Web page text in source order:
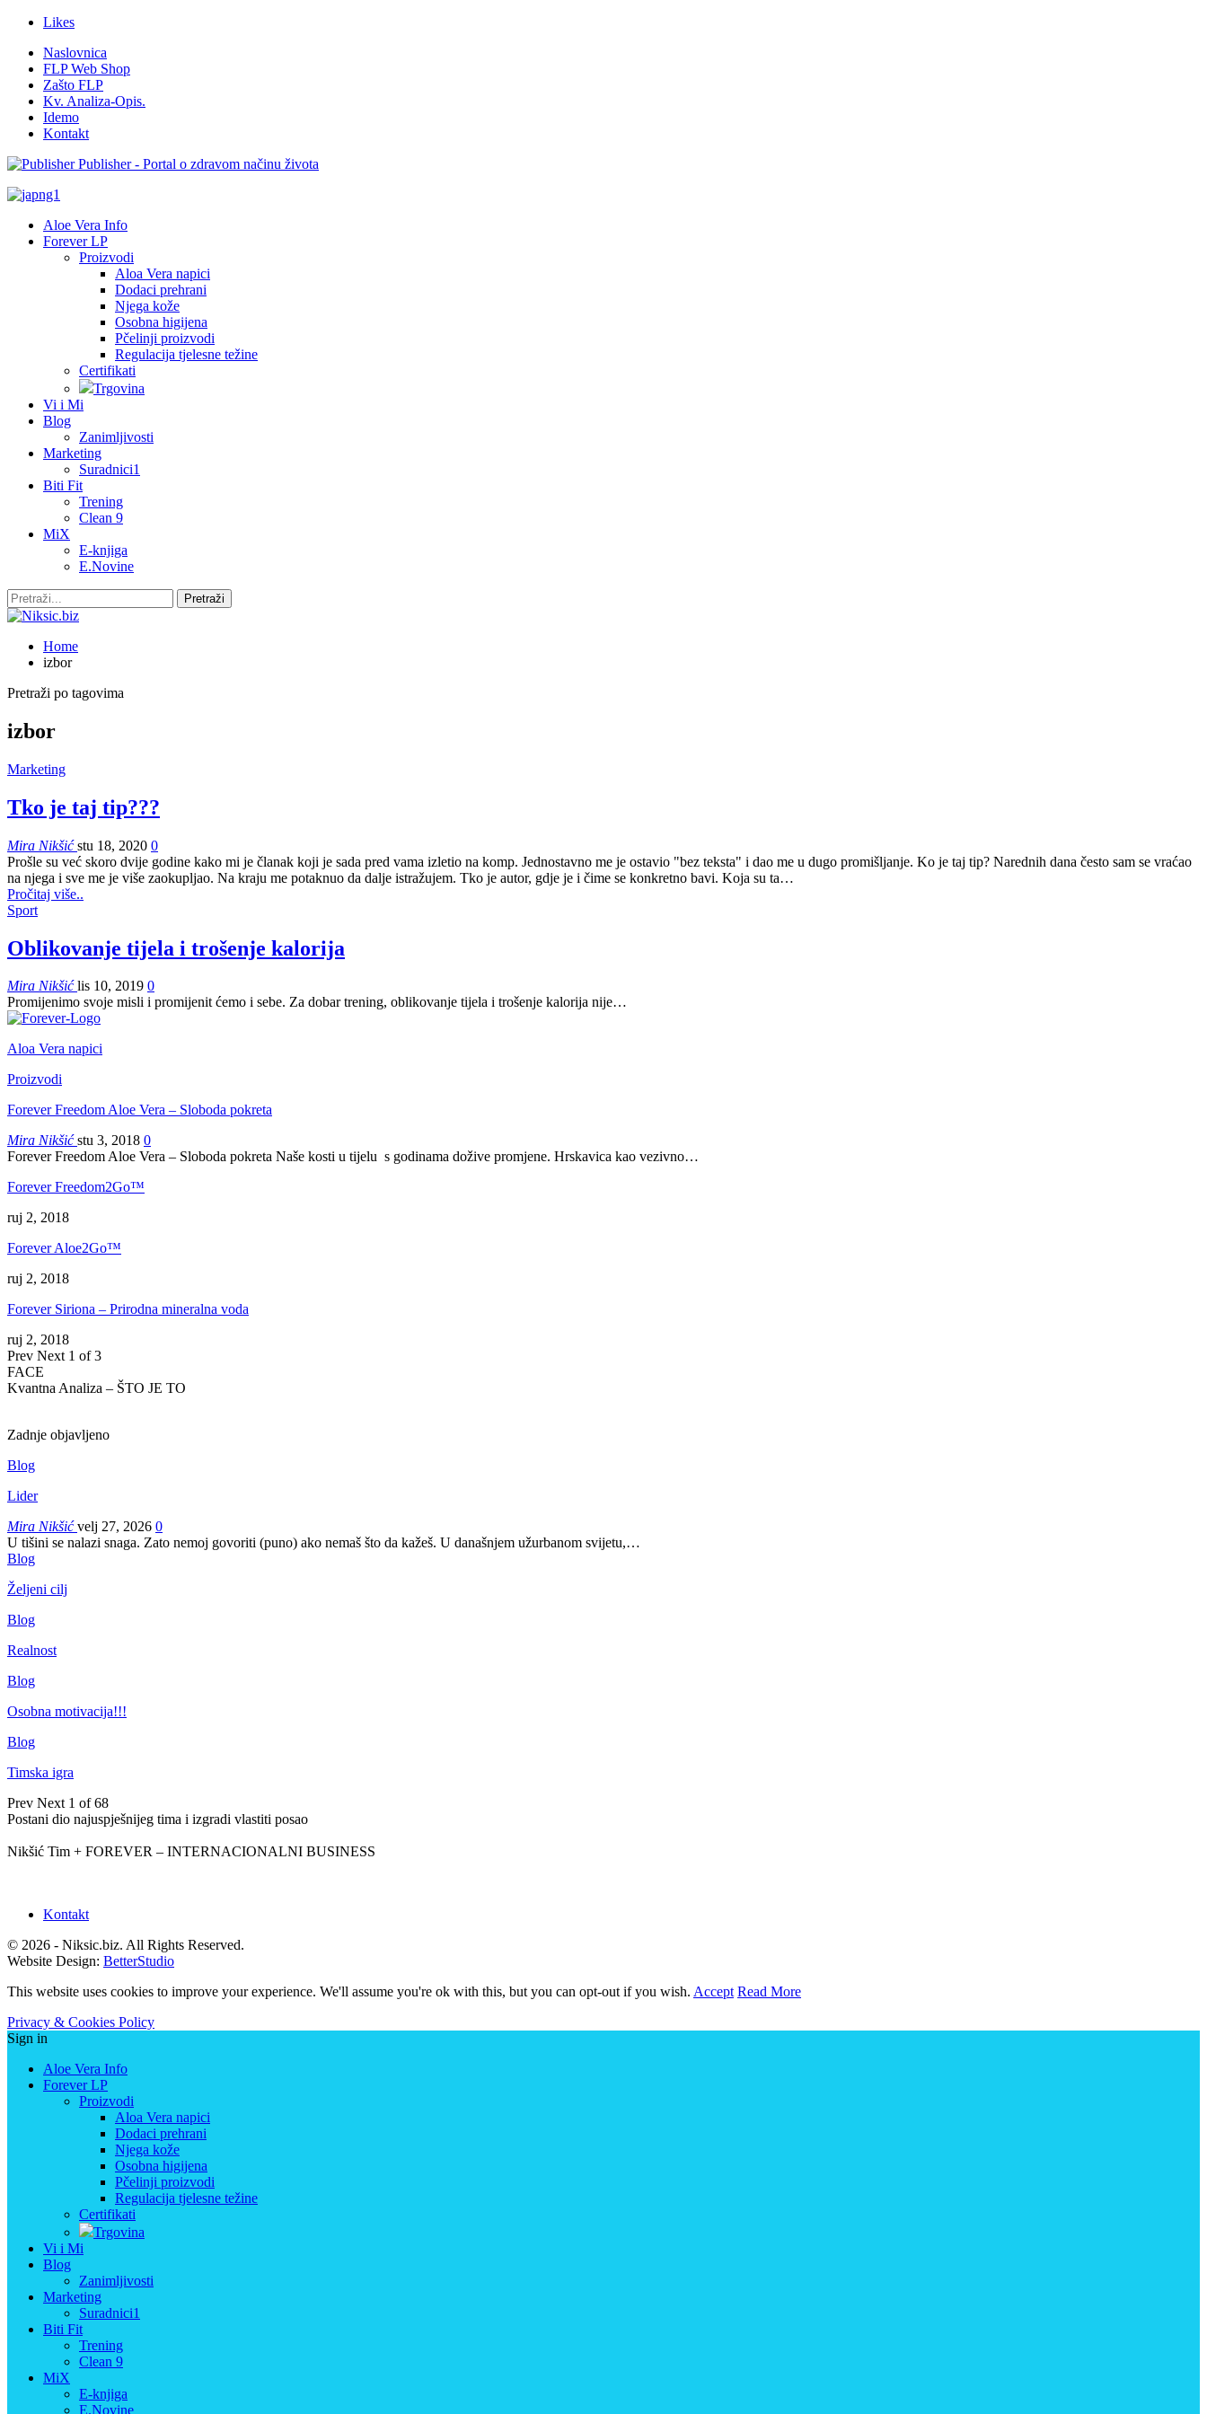
Likes
Naslovnica
FLP Web Shop
Zašto FLP
Kv. Analiza-Opis.
Idemo
Kontakt
Publisher - Portal o zdravom načinu života
Aloe Vera Info
Forever LP
Proizvodi
Aloa Vera napici
Dodaci prehrani
Njega kože
Osobna higijena
Pčelinji proizvodi
Regulacija tjelesne težine
Certifikati
Trgovina
Vi i Mi
Blog
Zanimljivosti
Marketing
Suradnici1
Biti Fit
Trening
Clean 9
MiX
E-knjiga
E.Novine
Home
izbor
Pretraži po tagovima
izbor
Marketing
Tko je taj tip???
Mira Nikšićstu 18, 2020 0
Prošle su već skoro dvije godine kako mi je članak koji je sada pred vama izletio na komp. Jednostavno me je ostavio "bez teksta" i dao me u dugo promišljanje. Ko je taj tip? Narednih dana često sam se vraćao
na njega i sve me je više zaokupljao. Na kraju me potaknuo da dalje istražujem. Tko je autor, gdje je i čime se konkretno bavi. Koja su ta…
Pročitaj više..
Sport
Oblikovanje tijela i trošenje kalorija
Mira Nikšićlis 10, 2019 0
Promijenimo svoje misli i promijenit ćemo i sebe. Za dobar trening, oblikovanje tijela i trošenje kalorija nije…
Aloa Vera napici
Proizvodi
Forever Freedom Aloe Vera – Sloboda pokreta
Mira Nikšićstu 3, 2018 0
Forever Freedom Aloe Vera – Sloboda pokreta Naše kosti u tijelu s godinama dožive promjene. Hrskavica kao vezivno…
Forever Freedom2Go™
ruj 2, 2018
Forever Aloe2Go™
ruj 2, 2018
Forever Siriona – Prirodna mineralna voda
ruj 2, 2018
Prev Next 1 of 3
FACE
Kvantna Analiza – ŠTO JE TO
Zadnje objavljeno
Blog
Lider
Mira Nikšićvelj 27, 2026 0
U tišini se nalazi snaga. Zato nemoj govoriti (puno) ako nemaš što da kažeš. U današnjem užurbanom svijetu,…
Blog
Željeni cilj
Blog
Realnost
Blog
Osobna motivacija!!!
Blog
Timska igra
Prev Next 1 of 68
Postani dio najuspješnijeg tima i izgradi vlastiti posao
Nikšić Tim + FOREVER – INTERNACIONALNI BUSINESS
Kontakt
© 2026 - Niksic.biz. All Rights Reserved.
Website Design: BetterStudio
This website uses cookies to improve your experience. We'll assume you're ok with this, but you can opt-out if you wish. Accept Read More
Privacy & Cookies Policy
Sign in
Aloe Vera Info
Forever LP
Proizvodi
Aloa Vera napici
Dodaci prehrani
Njega kože
Osobna higijena
Pčelinji proizvodi
Regulacija tjelesne težine
Certifikati
Trgovina
Vi i Mi
Blog
Zanimljivosti
Marketing
Suradnici1
Biti Fit
Trening
Clean 9
MiX
E-knjiga
E.Novine